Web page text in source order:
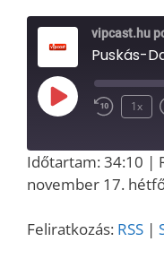
vipcast.hu
Play
1x
RSS
MEGOSZT
ÁS
LINK
Időtartam: 34:10 |
november 17.
Feliratkozás: RSS |